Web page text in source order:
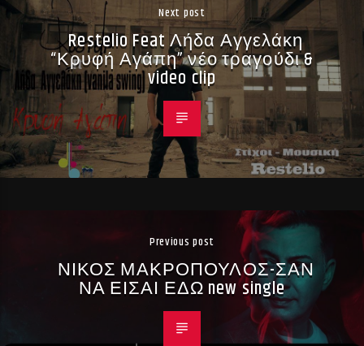
Next post
Restelio Feat Λήδα Αγγελάκη
“Κρυφή Αγάπη” νέο τραγούδι &
video clip
Previous post
ΝΙΚΟΣ ΜΑΚΡΟΠΟΥΛΟΣ-ΣΑΝ
ΝΑ ΕΙΣΑΙ ΕΔΩ new single